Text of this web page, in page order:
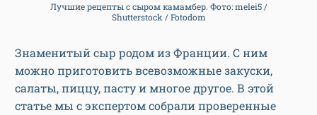
Лучшие рецепты с сыром камамбер. Фото: melei5 /
Shutterstock / Fotodom
Знаменитый сыр родом из Франции. С ним
можно приготовить всевозможные закуски,
салаты, пиццу, пасту и многое другое. В этой
статье мы с экспертом собрали проверенные